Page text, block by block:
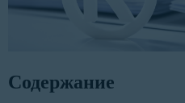
Содержание